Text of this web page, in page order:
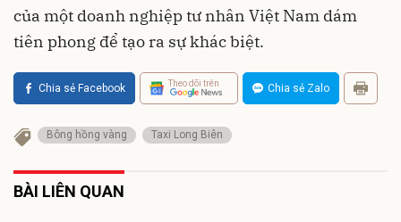
của một doanh nghiệp tư nhân Việt Nam dám
tiên phong để tạo ra sự khác biệt.
Chia sẻ Facebook Theo dõi trên Chia sẻ Zalo
Bông hồng vàng Taxi Long Biên
BÀI LIÊN QUAN